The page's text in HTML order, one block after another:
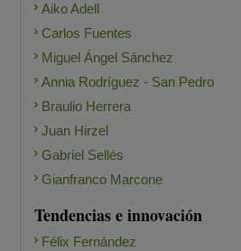
Aiko Adell
Carlos Fuentes
Miguel Ángel Sánchez
Annia Rodríguez - San Pedro
Braulio Herrera
Juan Hirzel
Gabriel Sellés
Gianfranco Marcone
Tendencias e innovación
Félix Fernández